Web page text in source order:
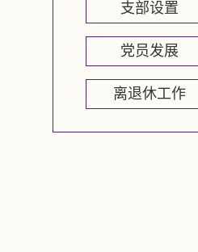
支部设置
党员发展
离退休工作